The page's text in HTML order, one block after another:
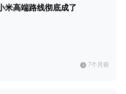
米高端路线彻底成了
7个月前